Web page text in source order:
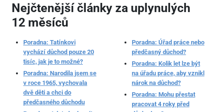
Nejčtenější články za uplynulých
12 měsíců
Poradna: Tatínkovi
vychází důchod pouze 20
tisíc, jak je to možné?
Poradna: Narodila jsem se
v roce 1965, vychovala
dvě děti a chci do
předčasného důchodu
Poradna: Úřad práce nebo
předčasný důchod?
Poradna: Kolik let lze být
na úřadu práce, aby vznikl
nárok na důchod?
Poradna: Mohu přestat
pracovat 4 roky před